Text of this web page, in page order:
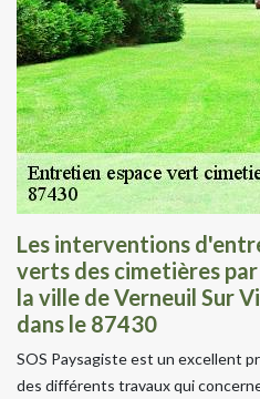
Les interventions
verts des cimetières
la ville de Verneuil Sur
dans le 87430
SOS Paysagiste est un excellent
des différents travaux qui